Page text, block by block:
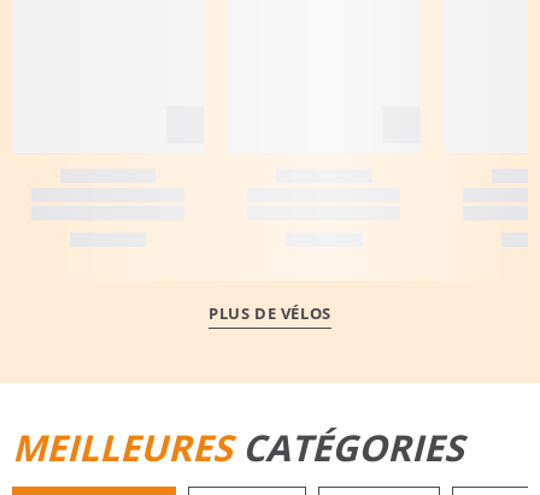
PLUS DE VÉLOS
MEILLEURESCATÉGORIES